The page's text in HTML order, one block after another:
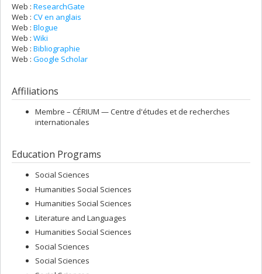
Web : ResearchGate
Web : CV en anglais
Web : Blogue
Web : Wiki
Web : Bibliographie
Web : Google Scholar
Affiliations
Membre – CÉRIUM — Centre d'études et de recherches
internationales
Education Programs
Social Sciences
Humanities Social Sciences
Humanities Social Sciences
Literature and Languages
Humanities Social Sciences
Social Sciences
Social Sciences